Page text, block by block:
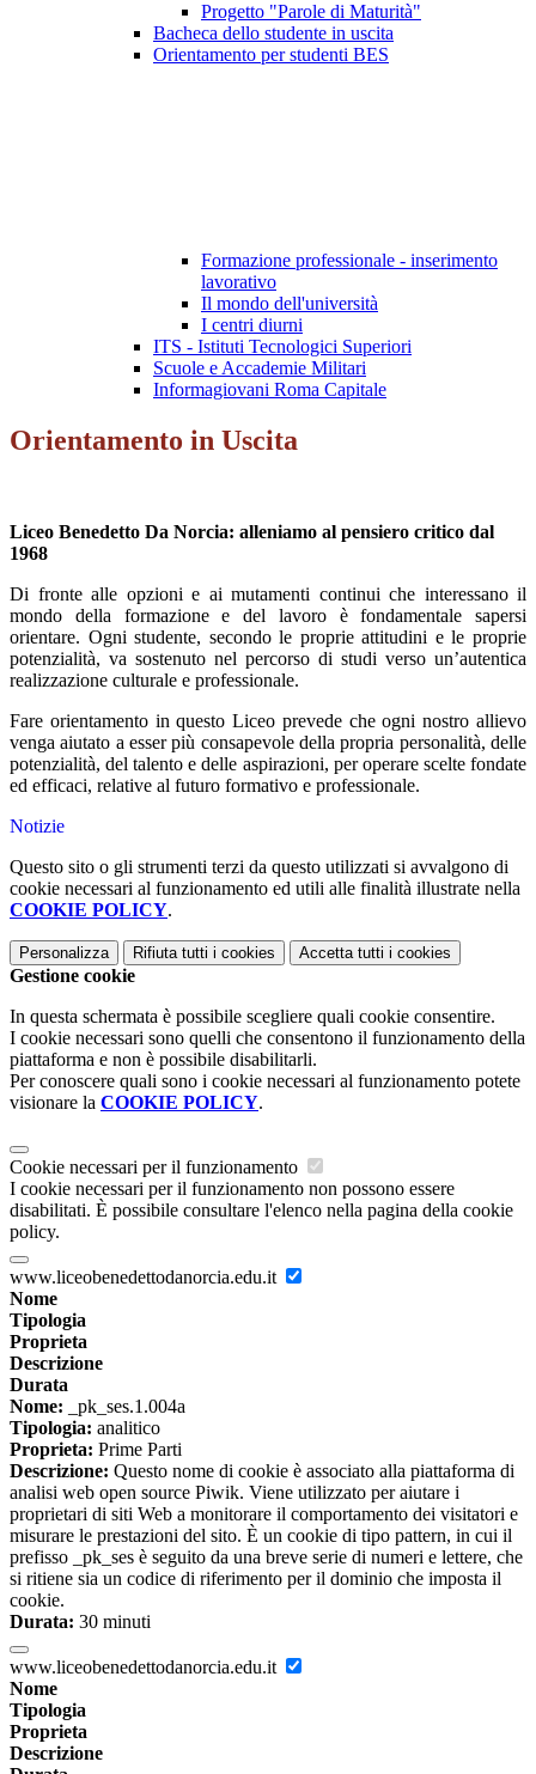
Progetto "Parole di Maturità"
Bacheca dello studente in uscita
Orientamento per studenti BES
Formazione professionale - inserimento
lavorativo
Il mondo dell'università
I centri diurni
ITS - Istituti Tecnologici Superiori
Scuole e Accademie Militari
Informagiovani Roma Capitale
Orientamento in Uscita
Liceo Benedetto Da Norcia: alleniamo al pensiero critico dal
1968
Di fronte alle opzioni e ai mutamenti continui che interessano il
mondo della formazione e del lavoro è fondamentale sapersi
orientare. Ogni studente, secondo le proprie attitudini e le proprie
potenzialità, va sostenuto nel percorso di studi verso un’autentica
realizzazione culturale e professionale.
Fare orientamento in questo Liceo prevede che ogni nostro allievo
venga aiutato a esser più consapevole della propria personalità, delle
potenzialità, del talento e delle aspirazioni, per operare scelte fondate
ed efficaci, relative al futuro formativo e professionale.
Notizie
Questo sito o gli strumenti terzi da questo utilizzati si avvalgono di
cookie necessari al funzionamento ed utili alle finalità illustrate nella
COOKIE POLICY.
Personalizza Rifiuta tutti i cookies Accetta tutti i cookies
Gestione cookie
In questa schermata è possibile scegliere quali cookie consentire.
I cookie necessari sono quelli che consentono il funzionamento della
piattaforma e non è possibile disabilitarli.
Per conoscere quali sono i cookie necessari al funzionamento potete
visionare la COOKIE POLICY.
Cookie necessari per il funzionamento
I cookie necessari per il funzionamento non possono essere
disabilitati. È possibile consultare l'elenco nella pagina della cookie
policy.
www.liceobenedettodanorcia.edu.it
Nome
Tipologia
Proprieta
Descrizione
Durata
Nome: _pk_ses.1.004a
Tipologia: analitico
Proprieta: Prime Parti
Descrizione: Questo nome di cookie è associato alla piattaforma di
analisi web open source Piwik. Viene utilizzato per aiutare i
proprietari di siti Web a monitorare il comportamento dei visitatori e
misurare le prestazioni del sito. È un cookie di tipo pattern, in cui il
prefisso _pk_ses è seguito da una breve serie di numeri e lettere, che
si ritiene sia un codice di riferimento per il dominio che imposta il
cookie.
Durata: 30 minuti
www.liceobenedettodanorcia.edu.it
Nome
Tipologia
Proprieta
Descrizione